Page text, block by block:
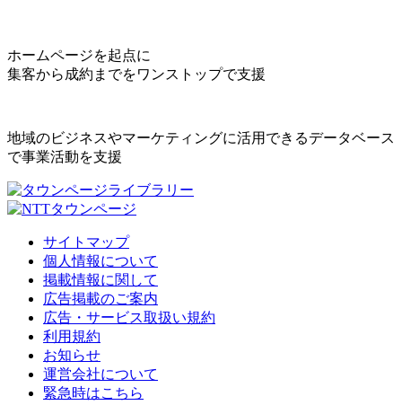
ホームページを起点に
集客から成約までをワンストップで支援
地域のビジネスやマーケティングに活用できるデータベース
で事業活動を支援
サイトマップ
個人情報について
掲載情報に関して
広告掲載のご案内
広告・サービス取扱い規約
利用規約
お知らせ
運営会社について
緊急時はこちら